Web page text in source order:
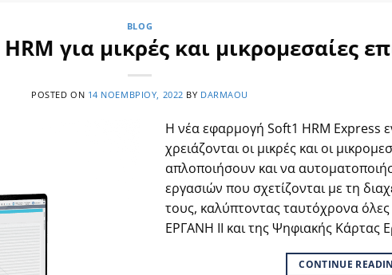
BLOG
για μικρές και μικρομεσαίες
POSTED ON 14 ΝΟΕΜΒΡΊΟΥ, 2022 BY DARMAOU
Η νέα εφαρμογή Soft1 HRM Express
χρειάζονται οι μικρές και οι
απλοποιήσουν και να
εργασιών που σχετίζονται με τη
τους, καλύπτοντας ταυτόχρονα όλες
ΕΡΓΑΝΗ ΙΙ και της Ψηφιακής Κάρτας
CONTINUE